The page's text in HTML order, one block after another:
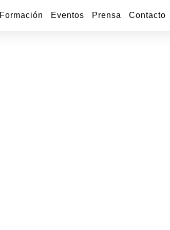
Formación Eventos Prensa Contacto